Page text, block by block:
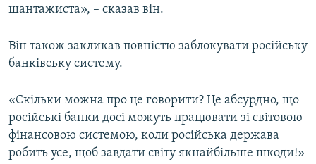
шантажиста», – сказав він.
Він також закликав повністю заблокувати російську
банківську систему.
«Скільки можна про це говорити? Це абсурдно, що
російські банки досі можуть працювати зі світовою
фінансовою системою, коли російська держава
робить усе, щоб завдати світу якнайбільше шкоди!»